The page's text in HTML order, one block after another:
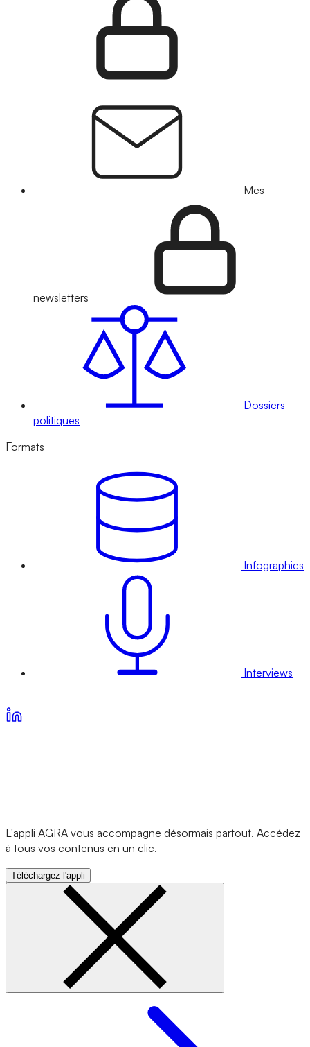
Mes
newsletters
Dossiers
politiques
Formats
Infographies
Interviews
L'appli AGRA vous accompagne désormais partout. Accédez
à tous vos contenus en un clic.
Téléchargez l'appli